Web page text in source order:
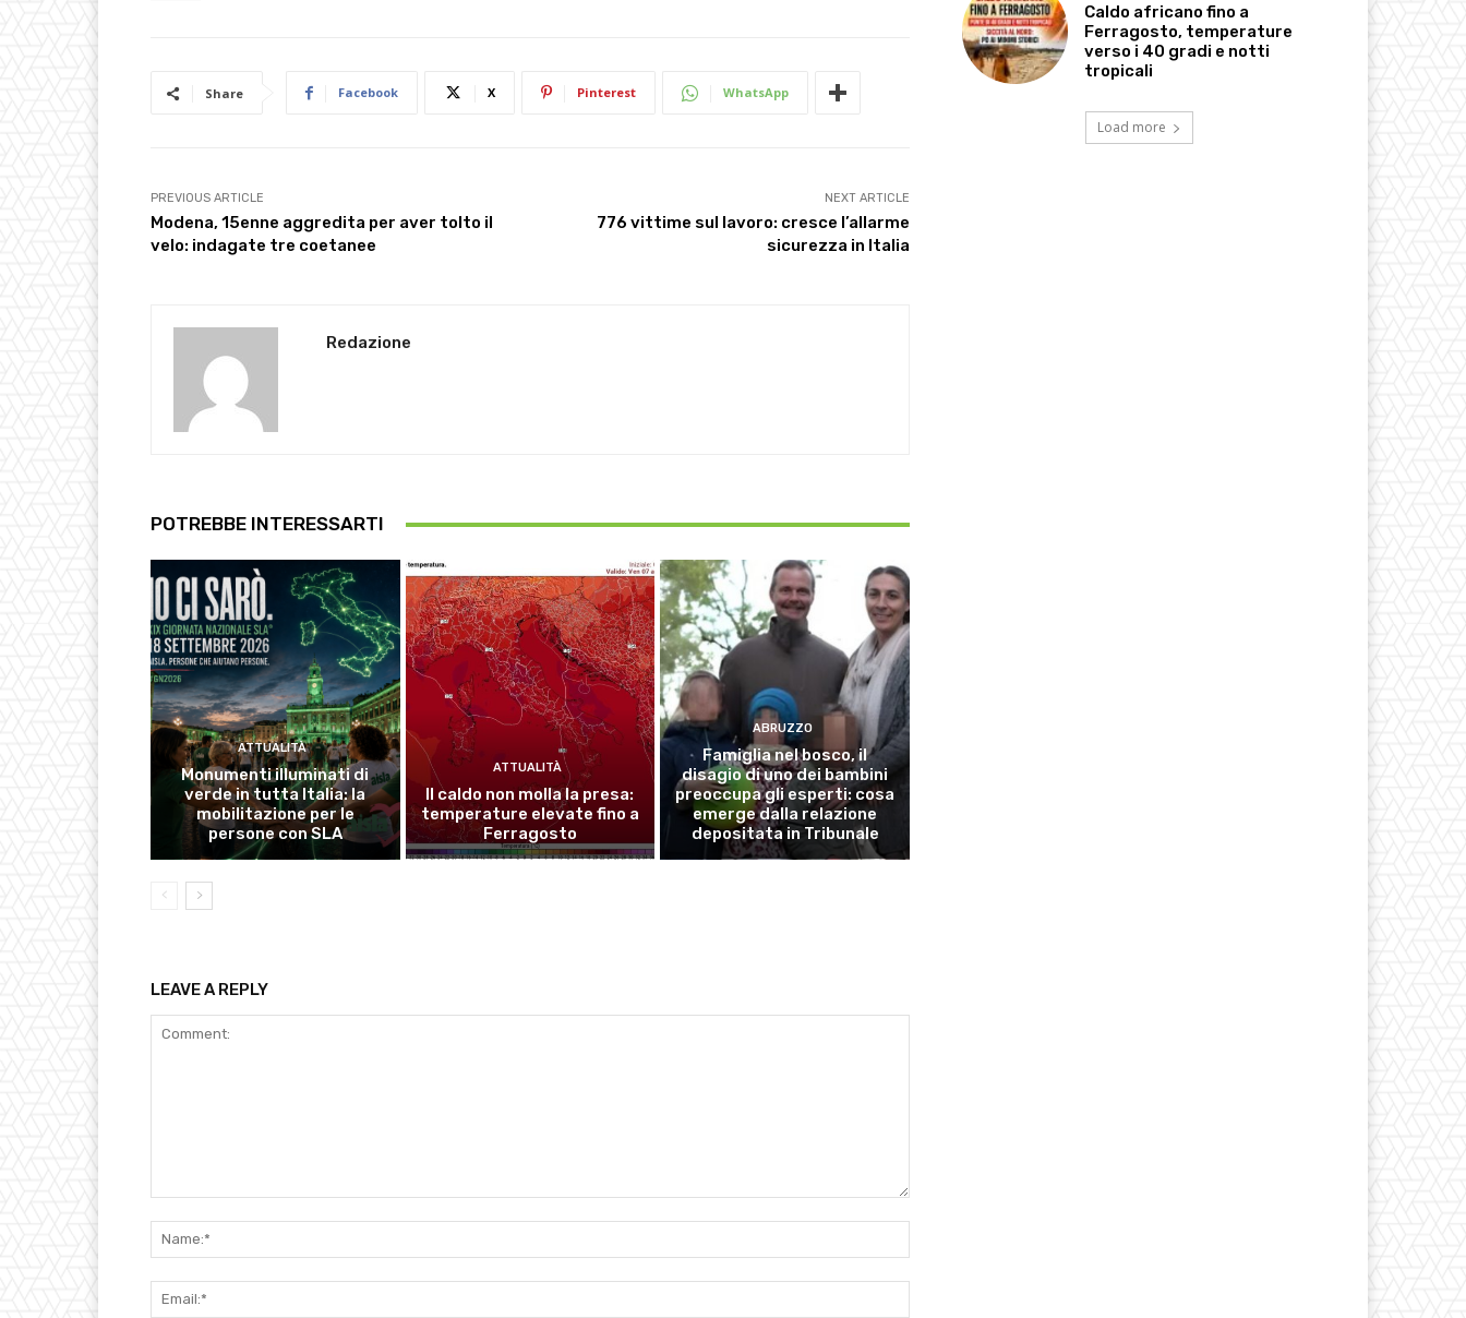
Share Facebook X Pinterest WhatsApp
PREVIOUS ARTICLE
Modena, 15enne aggredita per aver tolto il
velo: indagate tre coetanee
NEXT ARTICLE
776 vittime sul lavoro: cresce l’allarme
sicurezza in Italia
Redazione
POTREBBE INTERESSARTI
ATTUALITÀ
Monumenti illuminati di
verde in tutta Italia: la
mobilitazione per le
persone con SLA
ATTUALITÀ
Il caldo non molla la presa:
temperature elevate fino a
Ferragosto
ABRUZZO
Famiglia nel bosco, il
disagio di uno dei bambini
preoccupa gli esperti: cosa
emerge dalla relazione
depositata in Tribunale
LEAVE A REPLY
Caldo africano fino a
Ferragosto, temperature
verso i 40 gradi e notti
tropicali
Load more